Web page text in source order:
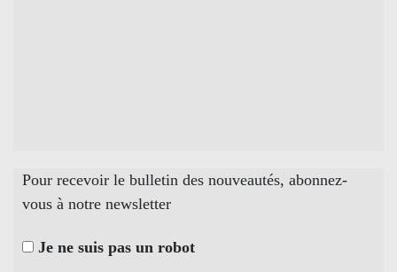
Pour recevoir le bulletin des nouveautés, abonnez-
vous à notre newsletter
Je ne suis pas un robot